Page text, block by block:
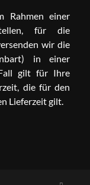
Rahmen einer
für die
wir die
in einer
gilt für Ihre
die für den
Lieferzeit gilt.